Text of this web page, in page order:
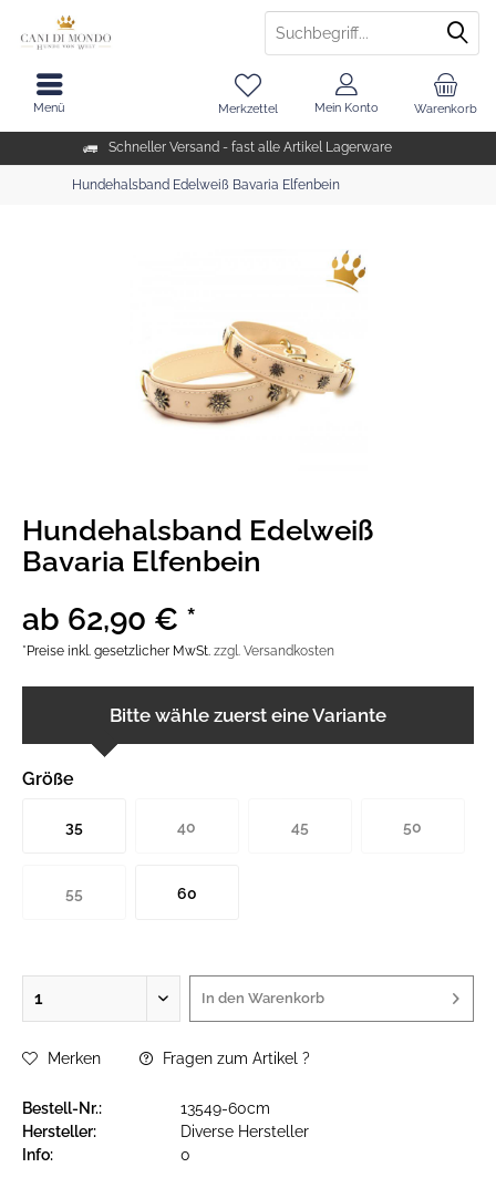
Schneller Versand - fast alle Artikel Lagerware
Warenkorb
Merkzettel Mein Konto
Menü
Hundehalsband Edelweiß Bavaria Elfenbein
Hundehalsband Edelweiß
Bavaria Elfenbein
ab 62,90 € *
*Preise inkl. gesetzlicher MwSt. zzgl. Versandkosten
Bitte wähle zuerst eine Variante
Größe
35 40 45 50
55 60
In den Warenkorb
Merken Fragen zum Artikel ?
Bestell-Nr.:
13549-60cm
Hersteller:
Diverse Hersteller
Info:
0